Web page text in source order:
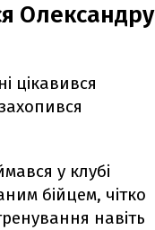
Олександру
цікавився
у клубі
бійцем, чітко
навіть